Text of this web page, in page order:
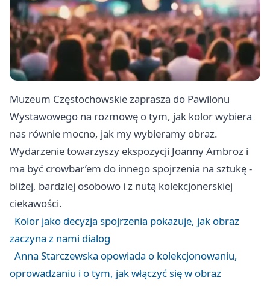
Muzeum Częstochowskie zaprasza do Pawilonu
Wystawowego na rozmowę o tym, jak kolor wybiera
nas równie mocno, jak my wybieramy obraz.
Wydarzenie towarzyszy ekspozycji Joanny Ambroz i
ma być crowbar’em do innego spojrzenia na sztukę -
bliżej, bardziej osobowo i z nutą kolekcjonerskiej
ciekawości.
Kolor jako decyzja spojrzenia pokazuje, jak obraz
zaczyna z nami dialog
Anna Starczewska opowiada o kolekcjonowaniu,
oprowadzaniu i o tym, jak włączyć się w obraz